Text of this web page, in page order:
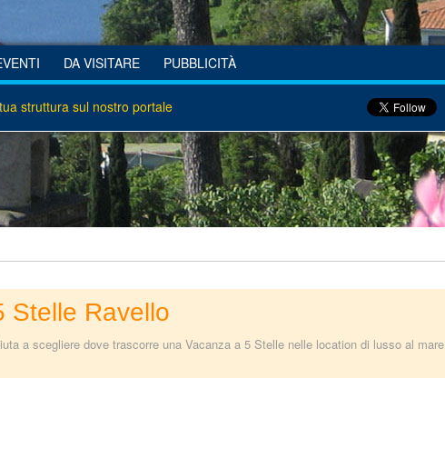
DA VISITARE PUBBLICITÀ
struttura sul nostro portale
Stelle Ravello
a scegliere dove trascorre una Vacanza a 5 Stelle nelle location di lusso al mare